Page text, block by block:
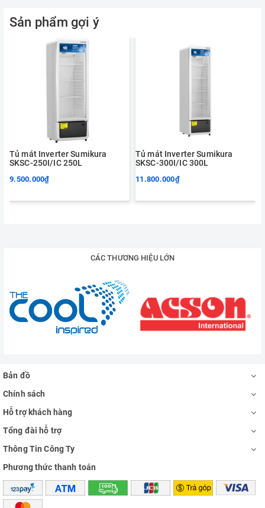
Sản phẩm gợi ý
Tủ mát Inverter Sumikura
SKSC-250I/IC 250L
9.500.000₫
Tủ mát Inverter Sumikura
SKSC-300I/IC 300L
11.800.000₫
CÁC THƯƠNG HIỆU LỚN
Bản đồ
Chính sách
Hỗ trợ khách hàng
Tổng đài hỗ trợ
Thông Tin Công Ty
Phương thức thanh toán